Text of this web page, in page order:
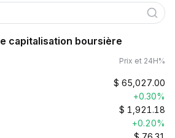
capitalisation boursière
Prix et 24H%
$ 65,027.00
+0.30%
$ 1,921.18
+0.20%